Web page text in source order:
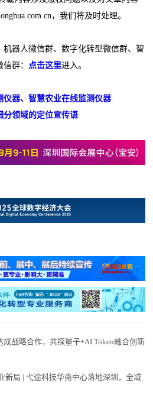
，我们将及时处理。
机器人微信群、数字化转型微信群、智
群：
点击这里进入。
器、智慧农业在线监测仪器
分领域的定位宣传语
成战略合作，共探量子+AI Token融合创新
新局 | 弋途科技华南中心落地深圳，全域